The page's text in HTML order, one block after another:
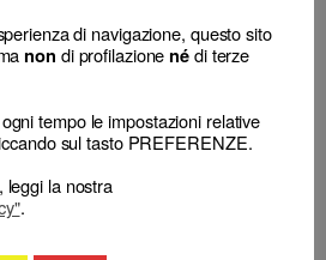
di navigazione, questo sito
non di profilazione nédi terze
tempo le impostazioni relative
sul tasto PREFERENZE.
leggi la nostra
.